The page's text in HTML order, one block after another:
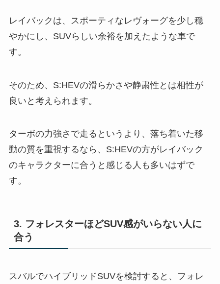
レイバックは、スポーティなレヴォーグを少し穏
やかにし、SUVらしい余裕を加えたような車で
す。
そのため、S:HEVの滑らかさや静粛性とは相性が
良いと考えられます。
ターボの力強さで走るというより、落ち着いた移
動の質を重視するなら、S:HEVの方がレイバック
のキャラクターに合うと感じる人も多いはずで
す。
3. フォレスターほどSUV感がいらない人に
合う
スバルでハイブリッドSUVを検討すると、フォレ